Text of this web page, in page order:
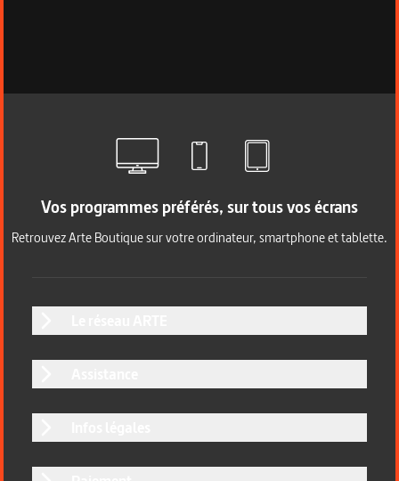
Vos programmes préférés, sur tous vos écrans
Retrouvez Arte Boutique sur votre ordinateur, smartphone et tablette.